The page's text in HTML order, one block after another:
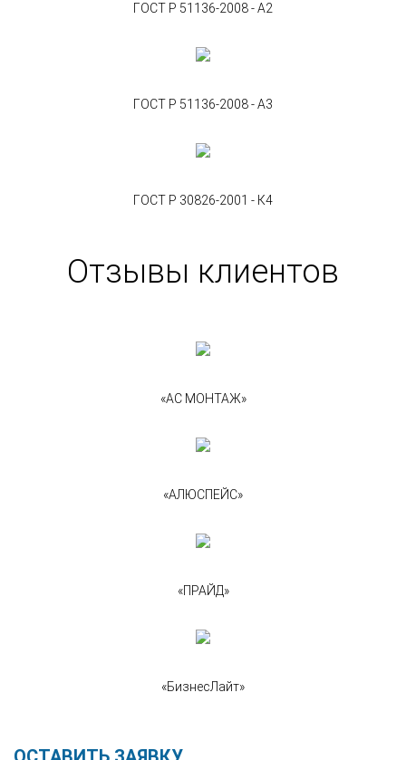
ГОСТ Р 51136-2008 - А2
ГОСТ Р 51136-2008 - А3
ГОСТ Р 30826-2001 - К4
Отзывы клиентов
«АС МОНТАЖ»
«АЛЮСПЕЙС»
«ПРАЙД»
«БизнесЛайт»